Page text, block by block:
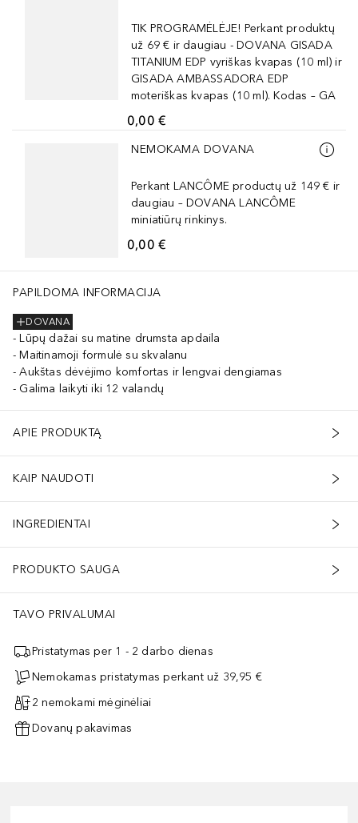
TIK PROGRAMĖLĖJE! Perkant produktų
už 69 € ir daugiau - DOVANA GISADA
TITANIUM EDP vyriškas kvapas (10 ml) ir
GISADA AMBASSADORA EDP
moteriškas kvapas (10 ml). Kodas – GA
0,00 €
Praleisti slankiklį
NEMOKAMA DOVANA
Perkant LANCÔME productų už 149 € ir
daugiau – DOVANA LANCÔME
miniatiūrų rinkinys.
0,00 €
PAPILDOMA INFORMACIJA
DOVANA
Lūpų dažai su matine drumsta apdaila
Maitinamoji formulė su skvalanu
Aukštas dėvėjimo komfortas ir lengvai dengiamas
Galima laikyti iki 12 valandų
APIE PRODUKTĄ
KAIP NAUDOTI
INGREDIENTAI
PRODUKTO SAUGA
TAVO PRIVALUMAI
Pristatymas per 1 - 2 darbo dienas
Nemokamas pristatymas perkant už 39,95 €
2 nemokami mėginėliai
Dovanų pakavimas